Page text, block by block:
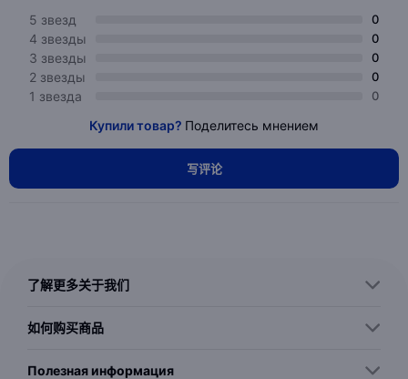
5 звезд
0
4 звезды 0
3 звезды 0
2 звезды 0
1 звезда 0
Купили товар? Поделитесь мнением
写评论
了解更多关于我们
如何购买商品
Полезная информация